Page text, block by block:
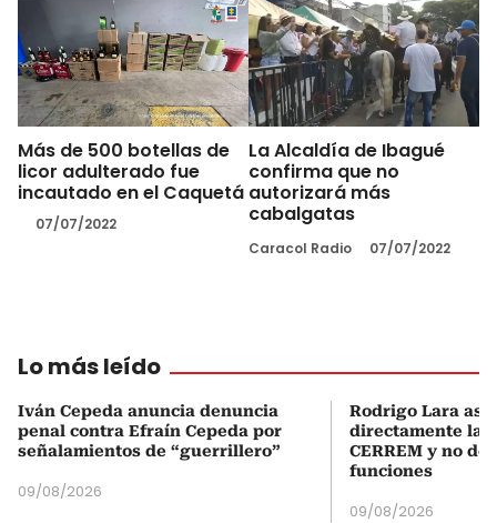
Más de 500 botellas de
licor adulterado fue
incautado en el Caquetá
07/07/2022
La Alcaldía de Ibagué
confirma que no
autorizará más
cabalgatas
Caracol Radio 07/07/2022
Lo más leído
Iván Cepeda anuncia denuncia
penal contra Efraín Cepeda por
señalamientos de “guerrillero”
09/08/2026
Rodrigo Lara
directamente la
CERREM y no
funciones
09/08/2026